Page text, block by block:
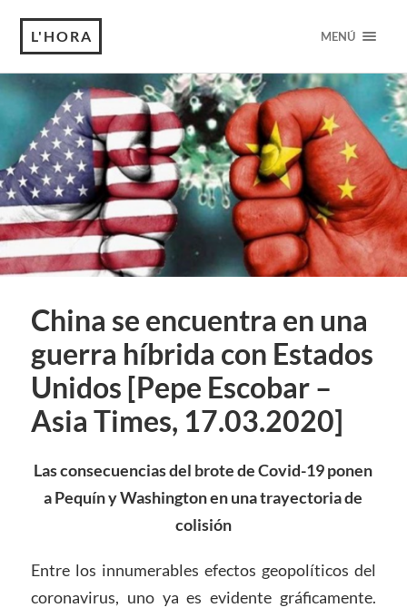
L'HORA MENÚ
China se encuentra en una
guerra híbrida con Estados
Unidos [Pepe Escobar –
Asia Times, 17.03.2020]
Las consecuencias del brote de Covid-19 ponen
aPequíny Washington enuna trayectoriade
colisión
Entre los innumerables efectos geopolíticos del
coronavirus, uno ya es evidente gráficamente.